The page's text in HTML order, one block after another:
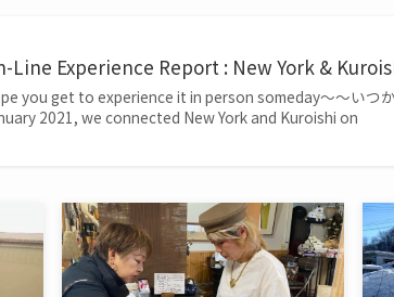
Line Experience Report : New York &
you get to experience it in person someday～～いつ
2021, we connected New York and Kuroishi on